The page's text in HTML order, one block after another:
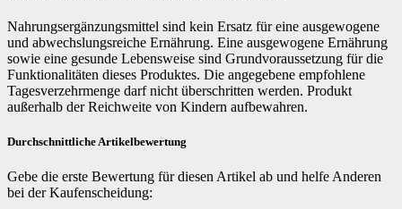
Nahrungsergänzungsmittel sind kein Ersatz für eine ausgewogene
und abwechslungsreiche Ernährung. Eine ausgewogene Ernährung
sowie eine gesunde Lebensweise sind Grundvoraussetzung für die
Funktionalitäten dieses Produktes. Die angegebene empfohlene
Tagesverzehrmenge darf nicht überschritten werden. Produkt
außerhalb der Reichweite von Kindern aufbewahren.
Durchschnittliche Artikelbewertung
Gebe die erste Bewertung für diesen Artikel ab und helfe Anderen
bei der Kaufenscheidung: